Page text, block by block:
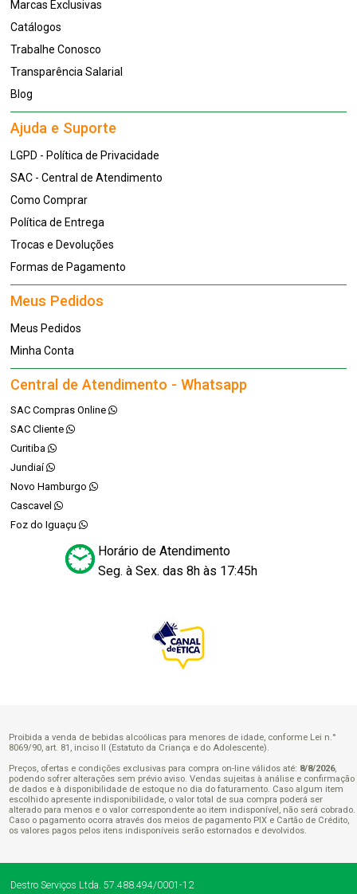
Marcas Exclusivas
Catálogos
Trabalhe Conosco
Transparência Salarial
Blog
Ajuda e Suporte
LGPD - Política de Privacidade
SAC - Central de Atendimento
Como Comprar
Política de Entrega
Trocas e Devoluções
Formas de Pagamento
Meus Pedidos
Meus Pedidos
Minha Conta
Central de Atendimento - Whatsapp
SAC Compras Online
SAC Cliente
Curitiba
Jundiaí
Novo Hamburgo
Cascavel
Foz do Iguaçu
Horário de Atendimento
Seg. à Sex. das 8h às 17:45h
Proibida a venda de bebidas alcoólicas para menores de idade, conforme Lei n.°
8069/90, art. 81, inciso II (Estatuto da Criança e do Adolescente).
Preços, ofertas e condições exclusivas para compra on-line válidos até: 8/8/2026,
podendo sofrer alterações sem prévio aviso. Vendas sujeitas à análise e confirmação
de dados e à disponibilidade de estoque no dia do faturamento. Caso algum item
escolhido apresente indisponibilidade, o valor total de sua compra poderá ser
alterado para menos e o valor correspondente ao item indisponível, não será cobrado.
Caso o pagamento ocorra através dos meios de pagamento PIX e Cartão de Crédito,
os valores pagos pelos itens indisponíveis serão estornados e devolvidos.
Destro Serviços Ltda. 57.488.494/0001-12